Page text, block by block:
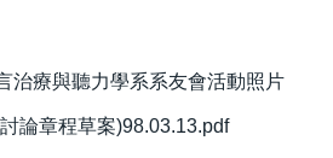
治療與聽力學系系友會活動照片
論章程草案)98.03.13.pdf